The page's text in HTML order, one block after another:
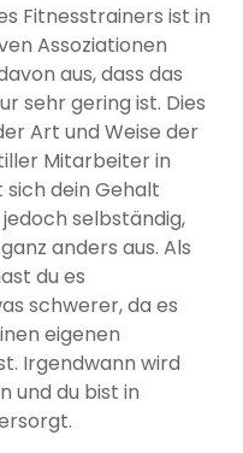
Fitnesstrainers ist in
Assoziationen
aus, dass das
sehr gering ist. Dies
Art und Weise der
Mitarbeiter in
sich dein Gehalt
selbständig,
anders aus. Als
du es
schwerer, da es
eigenen
Irgendwann wird
und du bist in